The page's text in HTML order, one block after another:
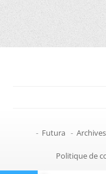
- Futura - Archives
Politique de